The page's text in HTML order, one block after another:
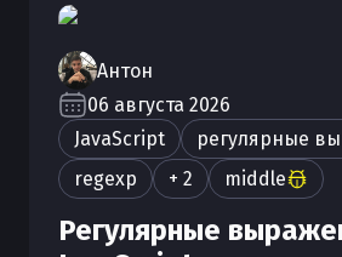
Антон
06 августа 2026
JavaScript
регулярные
regexp
+ 2 middle
Регулярные